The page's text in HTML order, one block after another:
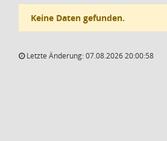
Keine Daten gefunden.
Letzte Änderung: 07.08.2026 20:00:58